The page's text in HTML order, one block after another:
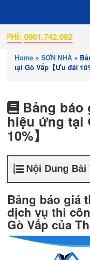
Home » SƠN NHÀ »
tại Gò Vấp【Ưu đãi
Bảng
hiệu ứng tại
10%】
Nội Dung Bài
Bảng báo giá
dịch vụ thi
Gò Vấp của